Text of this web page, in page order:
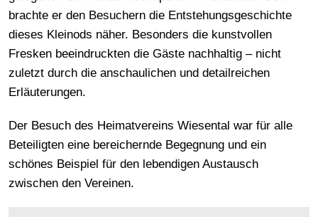
brachte er den Besuchern die Entstehungsgeschichte
dieses Kleinods näher. Besonders die kunstvollen
Fresken beeindruckten die Gäste nachhaltig – nicht
zuletzt durch die anschaulichen und detailreichen
Erläuterungen.
Der Besuch des Heimatvereins Wiesental war für alle
Beteiligten eine bereichernde Begegnung und ein
schönes Beispiel für den lebendigen Austausch
zwischen den Vereinen.